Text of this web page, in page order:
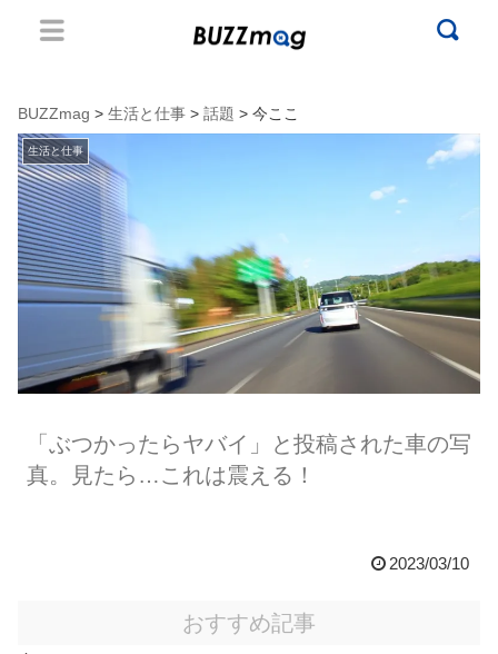
BUZZmag > 生活と仕事 > 話題 > 今ここ
生活と仕事
「ぶつかったらヤバイ」と投稿された車の写
真。見たら…これは震える！
2023/03/10
おすすめ記事